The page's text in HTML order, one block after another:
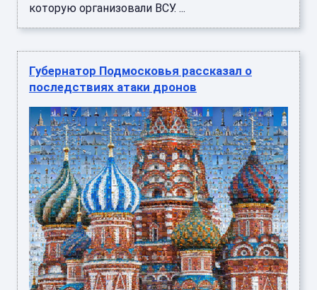
которую организовали ВСУ. ...
Губернатор Подмосковья рассказал о
последствиях атаки дронов